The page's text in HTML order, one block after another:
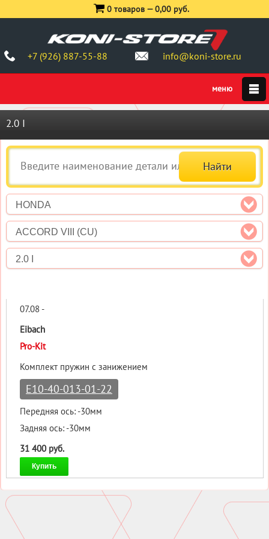
+7 (926) 887-55-88 info@koni-store.ru
0 товаров —0,00 руб.
2.0 I
HONDA
ACCORD VIII (CU)
2.0 I
07.08 -
Eibach
Pro-Kit
Комплект пружин с занижением
E10-40-013-01-22
Передняя ось: -30мм
Задняя ось: -30мм
31 400 руб.
Купить